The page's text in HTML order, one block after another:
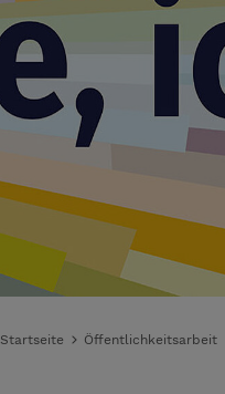
Startseite Öffentlichkeitsarbeit